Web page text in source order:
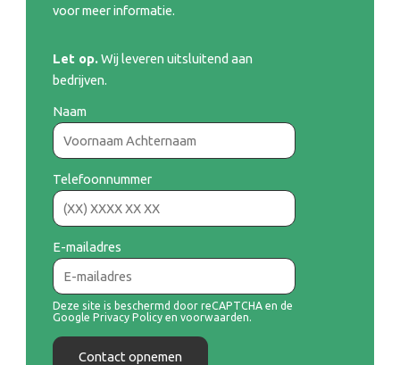
voor meer informatie.
Let op.Wij leveren uitsluitend aan
bedrijven.
Naam
Telefoonnummer
E-mailadres
Deze site is beschermd door reCAPTCHA en de
Google Privacy Policyen voorwaarden.
Contact opnemen
E-mailadres
Toelichting
Deze site is beschermd door reCAPTCHA en de Google